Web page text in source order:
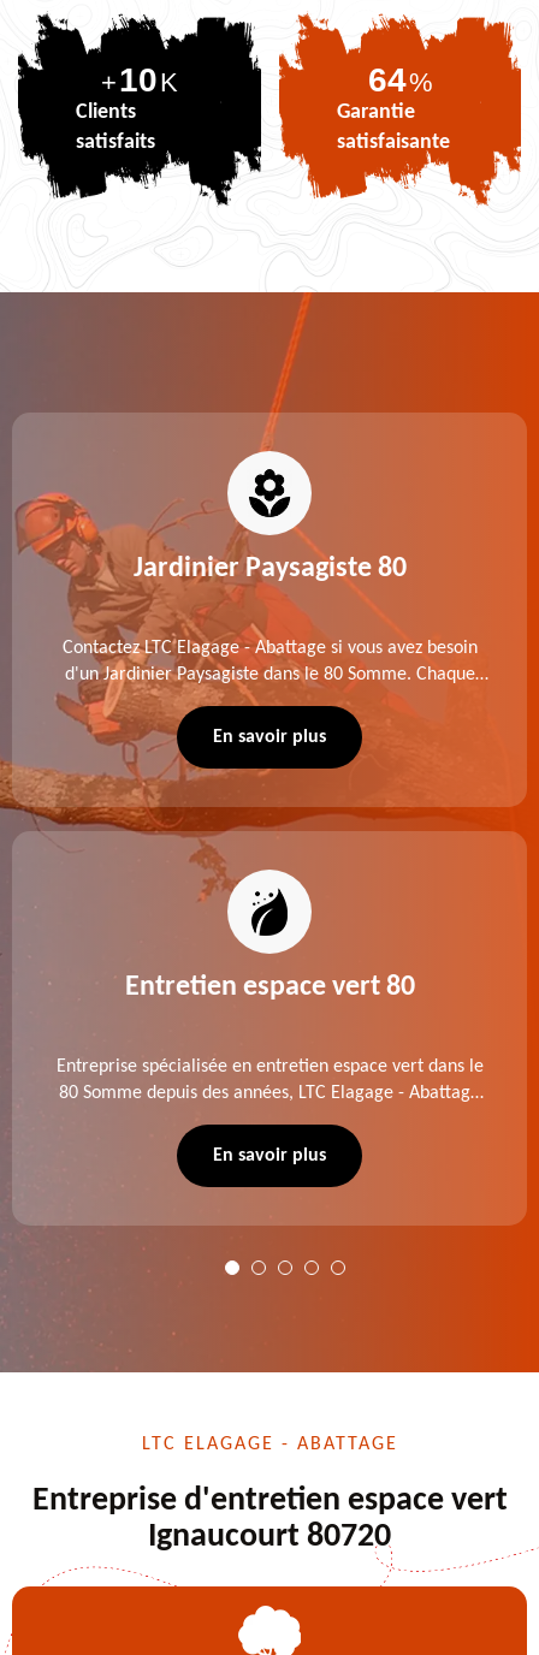
+10K
Clients
satisfaits
77%
Garantie
satisfaisante
Jardinier Paysagiste 80
Contactez LTC Elagage - Abattage si vous avez besoin
d'un Jardinier Paysagiste dans le 80 Somme. Chaque
intervention est exécutée selon les normes en vigueur.
Découvrez un extérieur exceptionnel grâce à notre
En savoir plus
Entretien espace vert 80
Entreprise spécialisée en entretien espace vert dans le
80 Somme depuis des années, LTC Elagage - Abattage
de dessouchage et autre. Devis offert.
En savoir plus
LTC ELAGAGE - ABATTAGE
Entreprise d'entretien espace vert
Ignaucourt 80720